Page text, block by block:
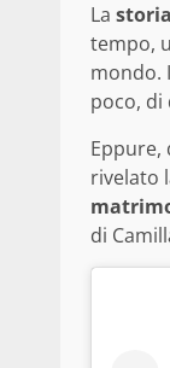
La
tempo,
mondo.
poco, di
Eppure,
rivelato
di